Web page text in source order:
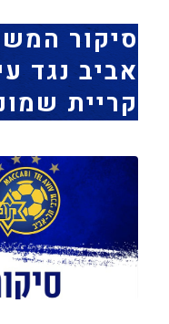
סיקור
אביב נגד
קריית